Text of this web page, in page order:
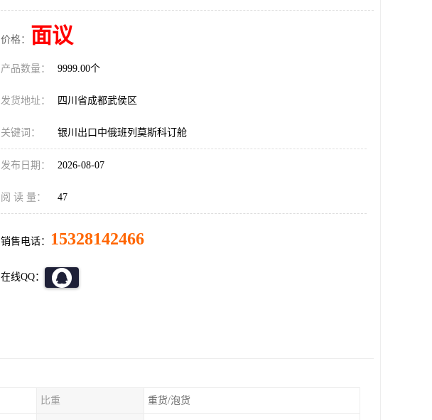
价格： 面议
产品数量： 9999.00个
发货地址： 四川省成都武侯区
关键词： 银川出口中俄班列莫斯科订舱
发布日期： 2026-08-07
阅 读 量： 47
销售电话： 15328142466
在线QQ：
比重 重货/泡货